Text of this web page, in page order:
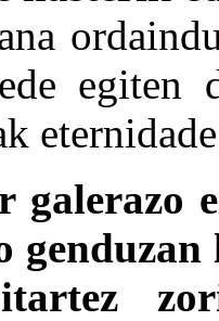
egiten
galerazo